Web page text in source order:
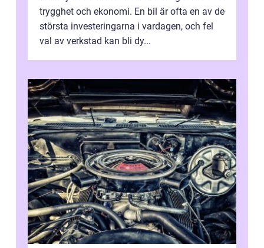
trygghet och ekonomi. En bil är ofta en av de
största investeringarna i vardagen, och fel
val av verkstad kan bli dy...